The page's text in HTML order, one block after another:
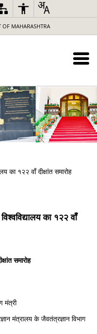
OF MAHARASHTRA
का १२२ वाँ दीक्षांत समारोह
का १२२ वाँ
समारोह
मंत्री
मंत्रालय के जैवतंत्रज्ञान विभाग